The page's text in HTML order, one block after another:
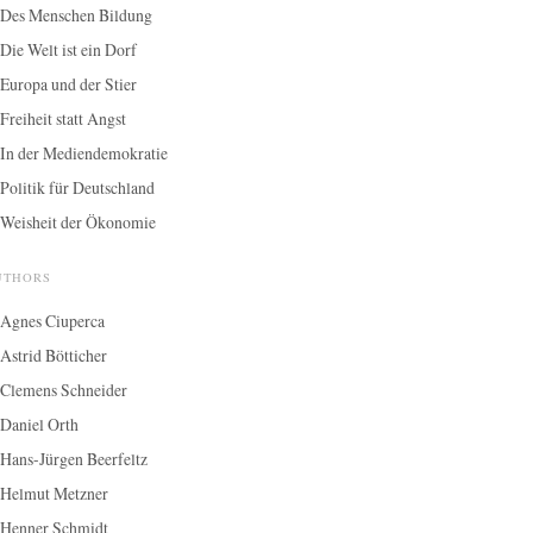
Des Menschen Bildung
Die Welt ist ein Dorf
Europa und der Stier
Freiheit statt Angst
In der Mediendemokratie
Politik für Deutschland
Weisheit der Ökonomie
Agnes Ciuperca
Astrid Bötticher
Clemens Schneider
Daniel Orth
Hans-Jürgen Beerfeltz
Helmut Metzner
Henner Schmidt